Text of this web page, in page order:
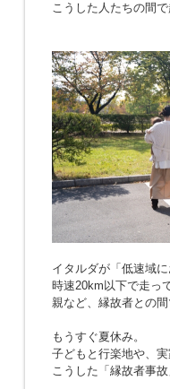
こうした人たちの間
イタルダが「低速域
時速20km以下で走っ
親など、縁故者との
もうすぐ夏休み。
子どもと行楽地や、
こうした「縁故者事故